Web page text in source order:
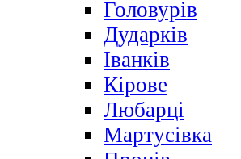
Головурів
Дударків
Іванків
Кірове
Любарці
Мартусівка